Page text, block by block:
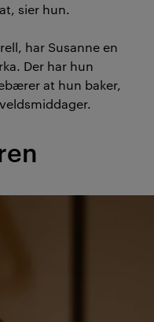
sier hun.
har Susanne en
Der har hun
at hun baker,